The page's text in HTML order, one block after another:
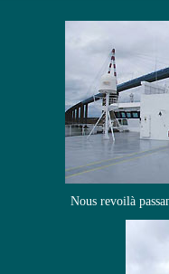
Nous revoilà